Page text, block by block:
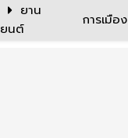
ยาน
ยนต์
การเมือง